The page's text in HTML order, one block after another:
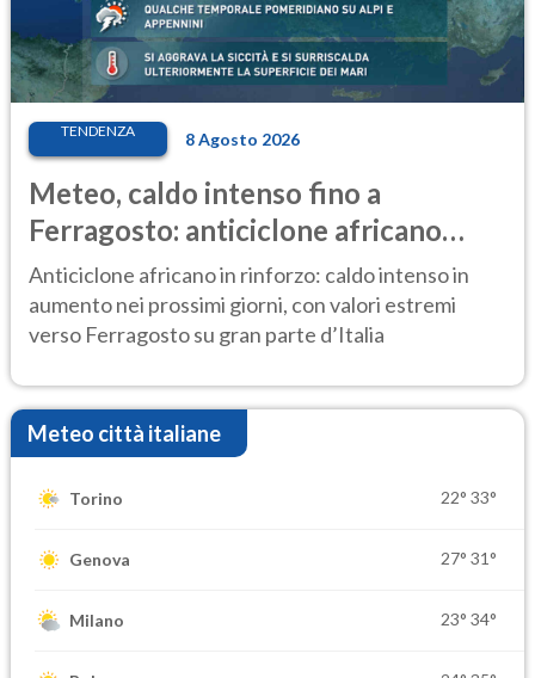
TENDENZA 8 Agosto 2026
Meteo, caldo intenso fino a
Ferragosto: anticiclone africano
ancora protagonista
Anticiclone africano in rinforzo: caldo intenso in
aumento nei prossimi giorni, con valori estremi
verso Ferragosto su gran parte d’Italia
Meteo città italiane
Torino 22° 33°
Genova 27° 31°
Milano 23° 34°